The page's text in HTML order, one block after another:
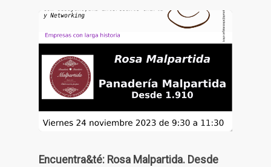
Encuentra&té: Rosa Malpartida. Desde